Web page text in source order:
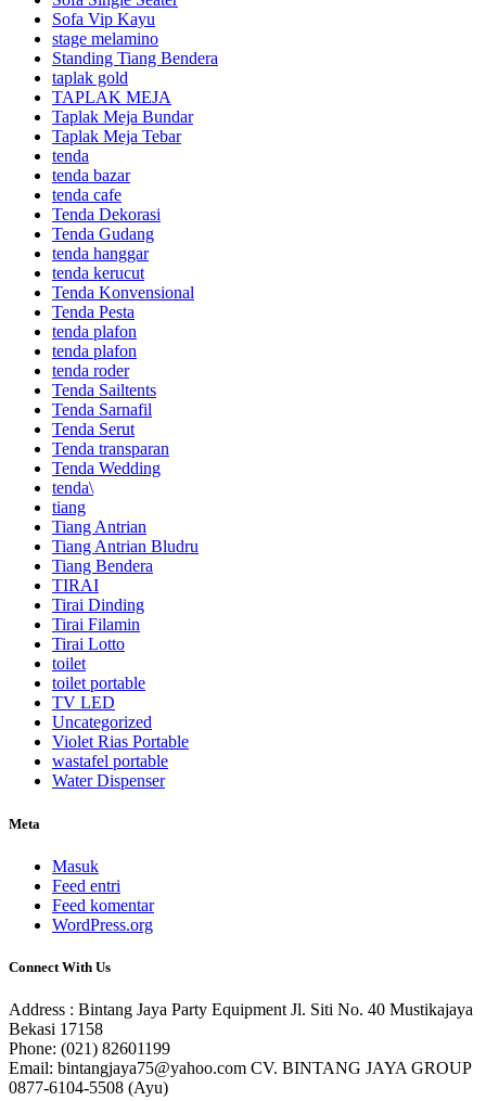
Sofa Vip Kayu
stage melamino
Standing Tiang Bendera
taplak gold
TAPLAK MEJA
Taplak Meja Bundar
Taplak Meja Tebar
tenda
tenda bazar
tenda cafe
Tenda Dekorasi
Tenda Gudang
tenda hanggar
tenda kerucut
Tenda Konvensional
Tenda Pesta
tenda plafon
tenda plafon
tenda roder
Tenda Sailtents
Tenda Sarnafil
Tenda Serut
Tenda transparan
Tenda Wedding
tenda\
tiang
Tiang Antrian
Tiang Antrian Bludru
Tiang Bendera
TIRAI
Tirai Dinding
Tirai Filamin
Tirai Lotto
toilet
toilet portable
TV LED
Uncategorized
Violet Rias Portable
wastafel portable
Water Dispenser
Meta
Masuk
Feed entri
Feed komentar
WordPress.org
Connect With Us
Address : Bintang Jaya Party Equipment Jl. Siti No. 40 Mustikajaya
Bekasi 17158
Phone: (021) 82601199
Email: bintangjaya75@yahoo.com CV. BINTANG JAYA GROUP
0877-6104-5508 (Ayu)